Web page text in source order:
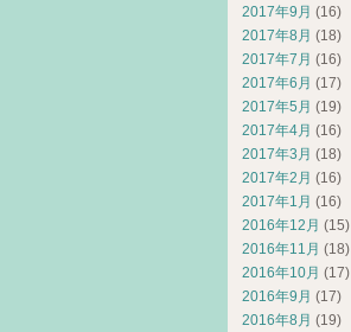
2017年9月 (16)
2017年8月 (18)
2017年7月 (16)
2017年6月 (17)
2017年5月 (19)
2017年4月 (16)
2017年3月 (18)
2017年2月 (16)
2017年1月 (16)
2016年12月 (15)
2016年11月 (18)
2016年10月 (17)
2016年9月 (17)
2016年8月 (19)